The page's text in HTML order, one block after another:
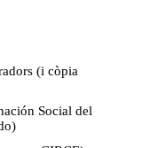
(i còpia
Social del